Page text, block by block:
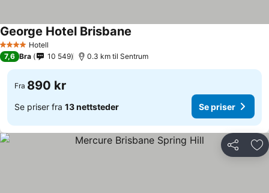
4 StjernerHotell
George Hotel Brisbane
7,6 Bra 10 549 0.3 km til Sentrum
Fra 890 kr
Se priser fra 13 nettsteder Se priser
Del